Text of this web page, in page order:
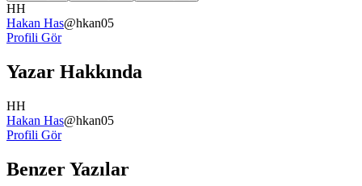
HH
Hakan Has@hkan05
Profili Gör
Yazar Hakkında
HH
Hakan Has@hkan05
Profili Gör
Benzer Yazılar